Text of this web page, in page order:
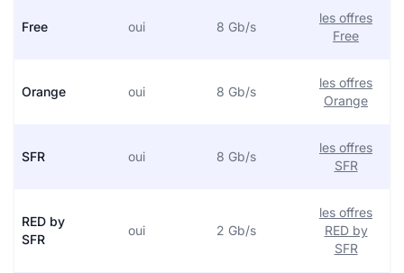
Free oui 8 Gb/s
les offres
Free
Orange oui 8 Gb/s
les offres
Orange
SFR oui 8 Gb/s
les offres
SFR
RED by
SFR
oui 2 Gb/s
les offres
RED by
SFR